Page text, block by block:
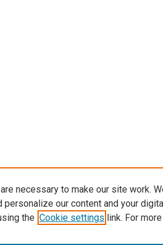
necessary to make our site work.
personalize our content and your
the Cookie settings link. For